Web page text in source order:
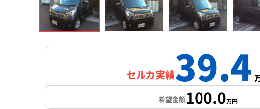
セルカ実績39.4
希望金額100.0万円